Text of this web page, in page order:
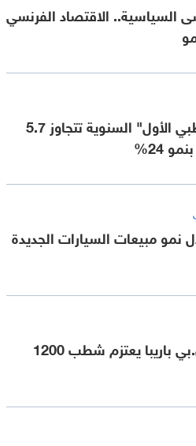
السياسية.. الاقتصاد الفرنسي
أرباح "أبوظبي الأول" السنوية تتجاوز 5.7
24%
نمو مبيعات السيارات الجديدة
بنك بي.إن.بي باريبا يعتزم شطب 1200